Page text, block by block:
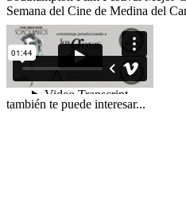
Semana del Cine de Medina del
también te puede interesar...